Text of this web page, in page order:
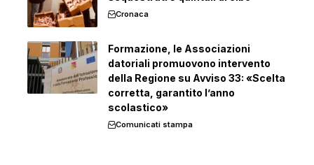
Cronaca
Formazione, le Associazioni
datoriali promuovono intervento
della Regione su Avviso 33: «Scelta
corretta, garantito l’anno
scolastico»
Comunicati stampa